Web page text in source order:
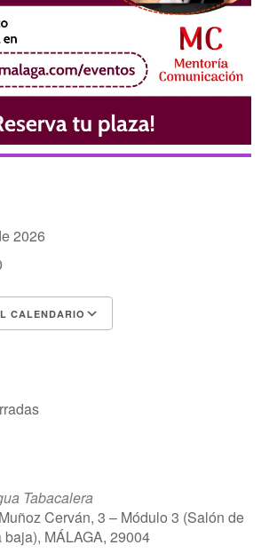
2026
CALENDARIO
Tabacalera
Cerván, 3 – Módulo 3 (Salón de
baja), MÁLAGA, 29004